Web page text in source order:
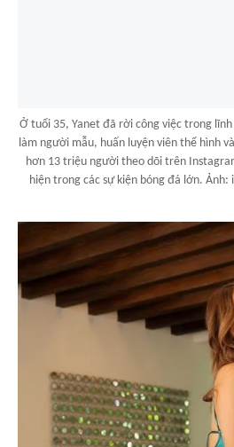
Ở tuổi 35, Yanet đã rời công việc trong
làm người mẫu, huấn luyện viên thể hình
hơn 13 triệu người theo dõi trên
hiện trong các sự kiện bóng đá lớn.